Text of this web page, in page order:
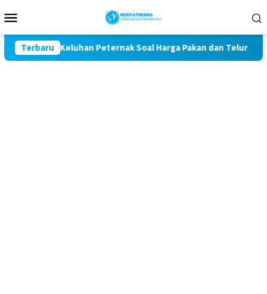
ke
Mobile
Terbaru
Kawal Keluhan Peternak Soal Harga Pakan dan Telur